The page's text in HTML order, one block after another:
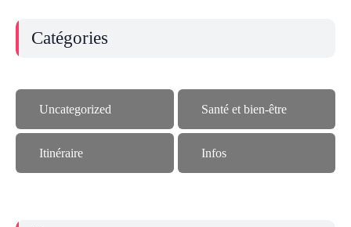
Catégories
Uncategorized Santé et bien-être
Itinéraire Infos